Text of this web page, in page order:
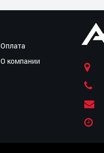
Оплата
О компании